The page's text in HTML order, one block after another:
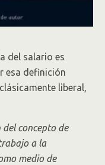
del salario es
esa definición
liberal,
concepto de
a la
medio de